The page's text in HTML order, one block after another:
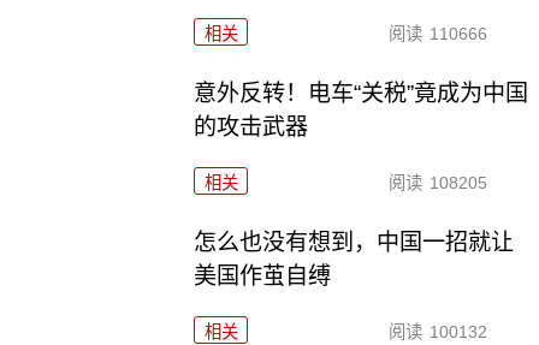
相关 阅读 110666
意外反转！电车“关税”竟成为中国
的攻击武器
相关 阅读 108205
怎么也没有想到，中国一招就让
美国作茧自缚
相关 阅读 100132